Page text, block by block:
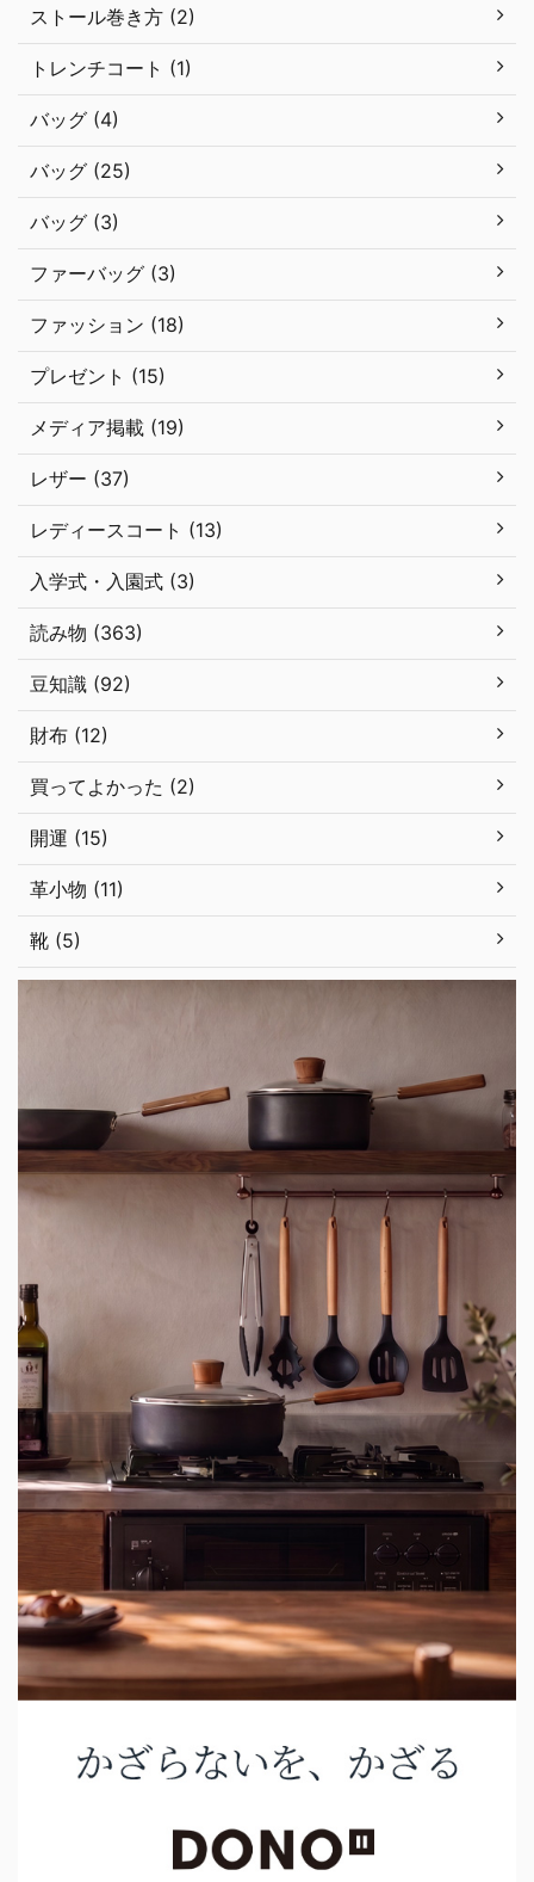
ストール巻き方 (2)
トレンチコート (1)
バッグ (4)
バッグ (25)
バッグ (3)
ファーバッグ (3)
ファッション (18)
プレゼント (15)
メディア掲載 (19)
レザー (37)
レディースコート (13)
入学式・入園式 (3)
読み物 (363)
豆知識 (92)
財布 (12)
買ってよかった (2)
開運 (15)
革小物 (11)
靴 (5)